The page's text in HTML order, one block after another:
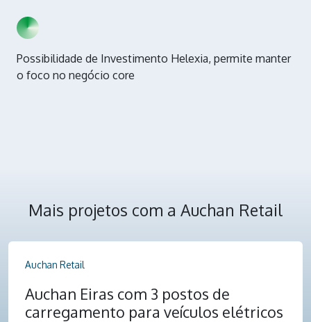
Possibilidade de Investimento Helexia, permite manter
o foco no negócio core
Mais projetos com a Auchan Retail
Auchan Retail
Auchan Eiras com 3 postos de
carregamento para veículos elétricos